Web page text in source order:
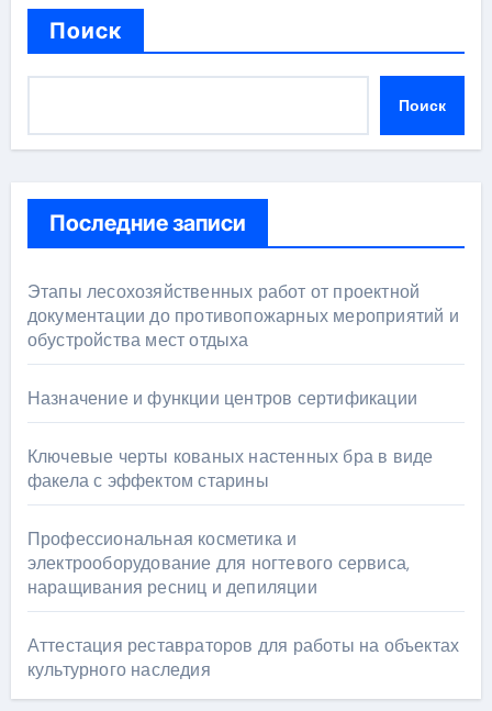
Поиск
Поиск
Последние записи
Этапы лесохозяйственных работ от проектной
документации до противопожарных мероприятий и
обустройства мест отдыха
Назначение и функции центров сертификации
Ключевые черты кованых настенных бра в виде
факела с эффектом старины
Профессиональная косметика и
электрооборудование для ногтевого сервиса,
наращивания ресниц и депиляции
Аттестация реставраторов для работы на объектах
культурного наследия